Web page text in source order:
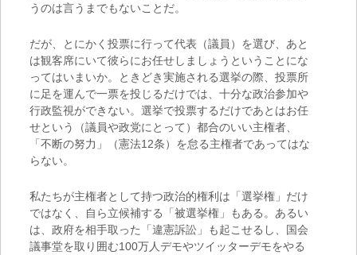
うのは言うまでもないことだ。
だが、とにかく投票に行って代表（議員）を選び、あと
は観客席にいて彼らにお任せしましょうということにな
ってはいまいか。ときどき実施される選挙の際、投票所
に足を運んで一票を投じるだけでは、十分な政治参加や
行政監視ができない。選挙で投票するだけであとはお任
せという（議員や政党にとって）都合のいい主権者、
「不断の努力」（憲法12条）を怠る主権者であってはな
らない。
私たちが主権者として持つ政治的権利は「選挙権」だけ
ではなく、自ら立候補する「被選挙権」もある。あるい
は、政府を相手取った「違憲訴訟」も起こせるし、国会
議事堂を取り囲む100万人デモやツイッターデモをやる